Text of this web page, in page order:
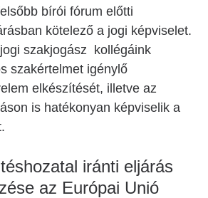
bírói fórum előtti
kötelező a jogi képviselet.
szakjogász kollégáink
szakértelmet igénylő
elkészítését, illetve az
is hatékonyan képviselik a
iránti eljárás
az Európai Unió